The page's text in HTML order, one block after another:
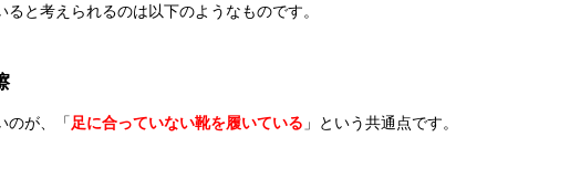
ると考えられるのは以下のようなものです。
のが、「 足に合っていない靴を履いている 」という共通点です。